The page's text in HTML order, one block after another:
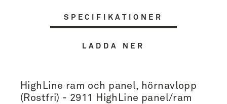
SPECIFIKATIONER
LADDA NER
HighLine ram och panel, hörnavlopp
(Rostfri) - 2911 HighLine panel/ram